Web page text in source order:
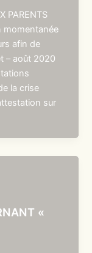
PARENTS
momentanée
afin de
– août 2020
la crise
sur
«